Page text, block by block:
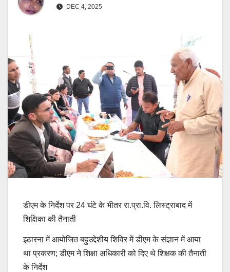
DEC 4, 2025
डीएम के निर्देश पर 24 घंटे के भीतर रा.प्रा.वि. लिस्ट्राबाद में
शिक्षिका की तैनाती
इठारना में आयोजित बहुउद्देशीय शिविर में डीएम के संज्ञान में आया
था प्रकरण; डीएम ने शिक्षा अधिकारी को दिए थे शिक्षक की तैनाती
के निर्देश